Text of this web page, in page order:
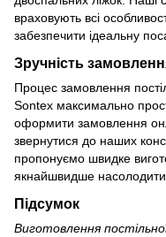
враховують всі
забезпечити ідеальну
Зручність
Процес замовлення
Sontex максимально
оформити замовлення
звернутися до наших
пропонуємо швидке
якнайшвидше
Підсумок
Виготовлення